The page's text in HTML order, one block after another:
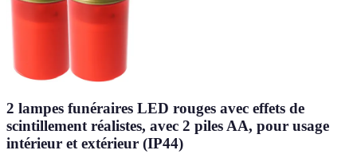
2 lampes funéraires LED rouges avec effets de
scintillement réalistes, avec 2 piles AA, pour usage
intérieur et extérieur (IP44)